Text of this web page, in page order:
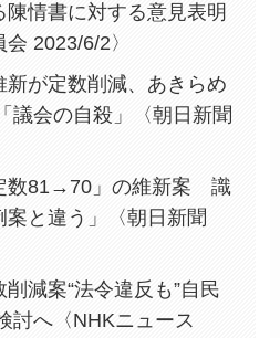
情書に対する意見表明
会 2023/6/2〉
新が定数削減、あきらめ
議会の自殺」〈朝日新聞
数81→70」の維新案 識
案と違う」〈朝日新聞
減案“法令違反も”自民
討へ〈NHKニュース